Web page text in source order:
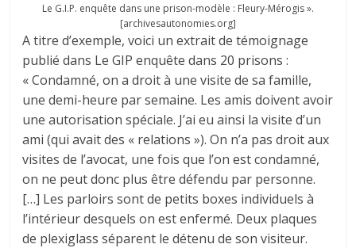
Le G.I.P. enquête dans une prison-modèle : Fleury-Mérogis ».
[archivesautonomies.org]
A titre d’exemple, voici un extrait de témoignage
publié dans Le GIP enquête dans 20 prisons :
« Condamné, on a droit à une visite de sa famille,
une demi-heure par semaine. Les amis doivent avoir
une autorisation spéciale. J’ai eu ainsi la visite d’un
ami (qui avait des « relations »). On n’a pas droit aux
visites de l’avocat, une fois que l’on est condamné,
on ne peut donc plus être défendu par personne.
[…] Les parloirs sont de petits boxes individuels à
l’intérieur desquels on est enfermé. Deux pla­ques
de plexiglass séparent le détenu de son visiteur.